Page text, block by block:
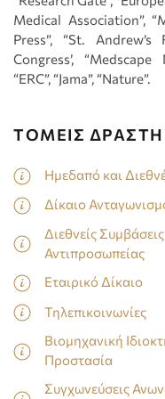
Medical Association”,
Press”, “St.
Congress’, “Medscape
“ERC”, “Jama”, “Nature”.
ΤΟΜΕΙΣ
Ημεδαπό και
Δίκαιο
Διεθνείς
Αντιπροσωπείας
Εταιρικό Δίκαιο
Τηλεπικοινωνίες
Βιομηχανική
Προστασία
Συγχωνεύσεις